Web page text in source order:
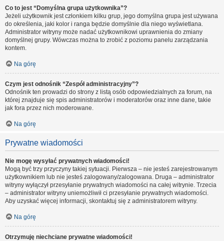
Co to jest “Domyślna grupa użytkownika”?
Jeżeli użytkownik jest członkiem kilku grup, jego domyślna grupa jest używana
do określenia, jaki kolor i ranga będzie domyślnie dla niego wyświetlana.
Administrator witryny może nadać użytkownikowi uprawnienia do zmiany
domyślnej grupy. Wówczas można to zrobić z poziomu panelu zarządzania
kontem.
Na górę
Czym jest odnośnik “Zespół administracyjny”?
Odnośnik ten prowadzi do strony z listą osób odpowiedzialnych za forum, na
której znajduje się spis administratorów i moderatorów oraz inne dane, takie
jak fora przez nich moderowane.
Na górę
Prywatne wiadomości
Nie mogę wysyłać prywatnych wiadomości!
Mogą być trzy przyczyny takiej sytuacji. Pierwsza – nie jesteś zarejestrowanym
użytkownikiem lub nie jesteś zalogowany/zalogowana. Druga – administrator
witryny wyłączył przesyłanie prywatnych wiadomości na całej witrynie. Trzecia
– administrator witryny uniemożliwił ci przesyłanie prywatnych wiadomości.
Aby uzyskać więcej informacji, skontaktuj się z administratorem witryny.
Na górę
Otrzymuję niechciane prywatne wiadomości!